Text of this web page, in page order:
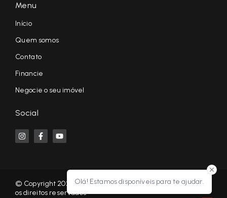
Olá! Estamos disponíveis para te ajudar.
Menu
Início
Quem somos
Contato
Financie
Negocie o seu imóvel
Social
© Copyright 2026 - KF NEGÓCIOS IMOBILIÁRIOS RP - Todos
os direitos reservados